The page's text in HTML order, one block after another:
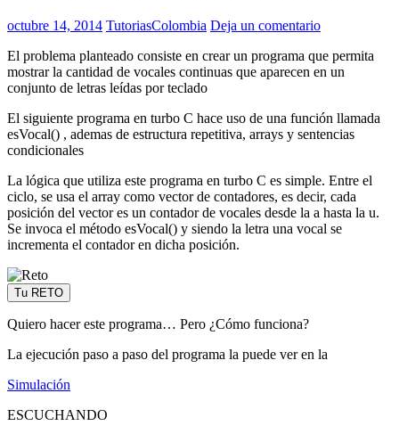
octubre 14, 2014 TutoriasColombia Deja un comentario
El problema planteado consiste en crear un programa que permita
mostrar la cantidad de vocales continuas que aparecen en un
conjunto de letras leídas por teclado
El siguiente programa en turbo C hace uso de una función llamada
esVocal() , ademas de estructura repetitiva, arrays y sentencias
condicionales
La lógica que utiliza este programa en turbo C es simple. Entre el
ciclo, se usa el array como vector de contadores, es decir, cada
posición del vector es un contador de vocales desde la a hasta la u.
Se invoca el método esVocal() y siendo la letra una vocal se
incrementa el contador en dicha posición.
Tu RETO
Quiero hacer este programa… Pero ¿Cómo funciona?
La ejecución paso a paso del programa la puede ver en la
Simulación
ESCUCHANDO